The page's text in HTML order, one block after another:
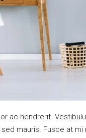
ac hendrerit.
mauris. Fusce at